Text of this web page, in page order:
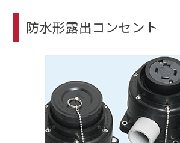
防水形露出コンセント